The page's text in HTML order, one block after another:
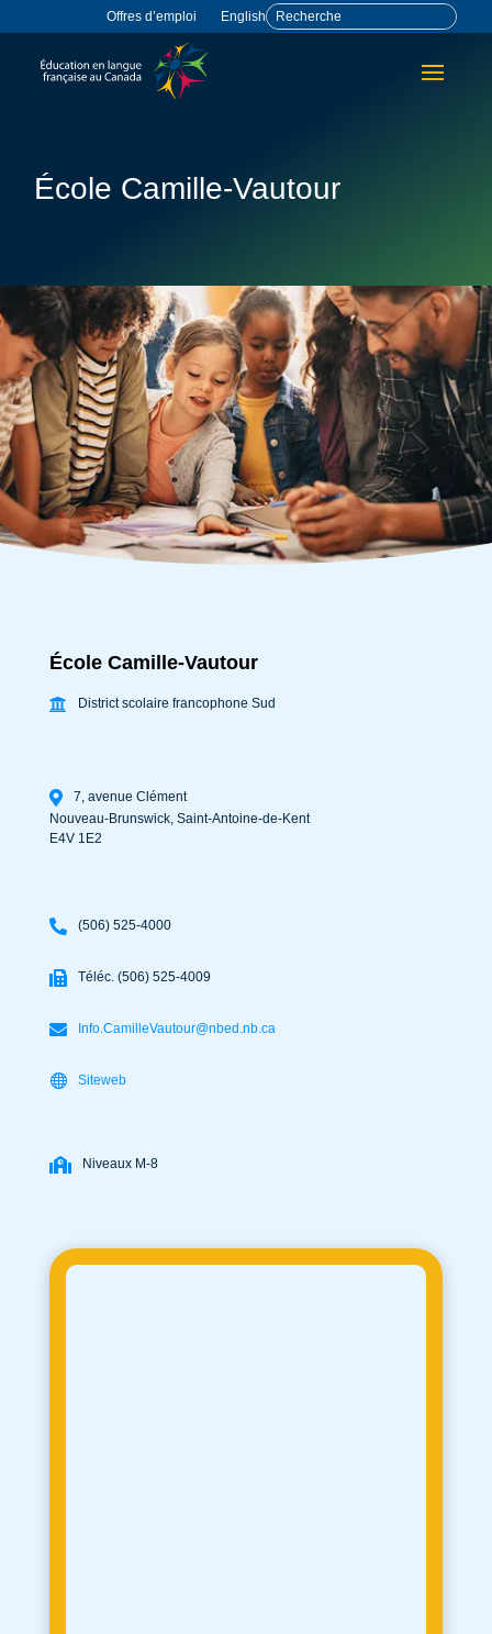
Offres d’emploi English
École Camille-Vautour
École Camille-Vautour
District scolaire francophone Sud
7, avenue Clément
Nouveau-Brunswick, Saint-Antoine-de-Kent
E4V 1E2
(506) 525-4000
Téléc. (506) 525-4009
Info.CamilleVautour@nbed.nb.ca
Siteweb
Niveaux M-8